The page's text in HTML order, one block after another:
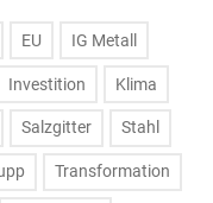
EU IG Metall
Investition Klima
Salzgitter Stahl
Transformation